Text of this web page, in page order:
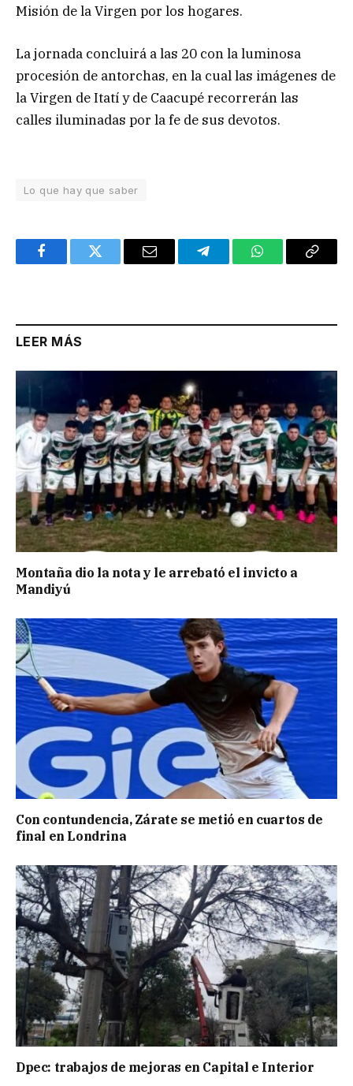
Misión de la Virgen por los hogares.
La jornada concluirá a las 20 con la luminosa
procesión de antorchas, en la cual las imágenes de
la Virgen de Itatí y de Caacupé recorrerán las
calles iluminadas por la fe de sus devotos.
Lo que hay que saber
FacebookTwitter Email TelegramWhatsAppCopy
LEER MÁS
Montaña dio la nota y le arrebató el invicto a
Mandiyú
Con contundencia, Zárate se metió en cuartos de
final en Londrina
Dpec: trabajos de mejoras en Capital e Interior